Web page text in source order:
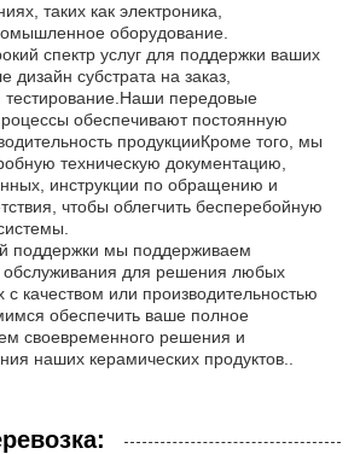
таких как электроника,
оборудование.
спектр услуг для поддержки ваших
дизайн субстрата на заказ,
тестирование.Наши передовые
обеспечивают постоянную
продукцииКроме того, мы
техническую документацию,
инструкции по обращению и
чтобы облегчить бесперебойную
поддержки мы поддерживаем
обслуживания для решения любых
с качеством или производительностью
обеспечить ваше полное
своевременного решения и
наших керамических продуктов..